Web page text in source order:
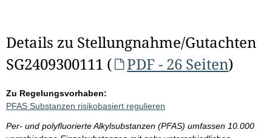
Details zu Stellungnahme/Gutachten
SG2409300111 (
PDF - 26 Seiten)
Zu Regelungsvorhaben:
PFAS Substanzen risikobasiert regulieren
Per- und polyfluorierte Alkylsubstanzen (PFAS) umfassen 10.000